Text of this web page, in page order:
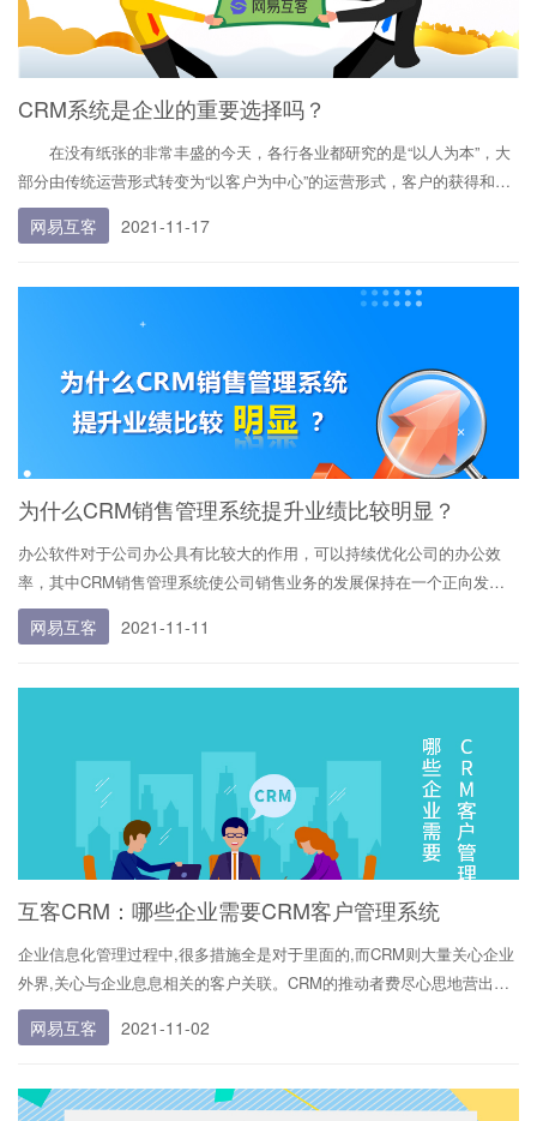
CRM系统是企业的重要选择吗？
在没有纸张的非常丰盛的今天，各行各业都研究的是“以人为本”，大
部分由传统运营形式转变为“以客户为中心”的运营形式，客户的获得和持
有成为企业的首要大事。下面来和网易互客小编一起看看吧！ CRM
系统也称为客户关系管理系统，是根据这些需求存在的。是以“客户关系
网易互客 2021-11-17
为什么CRM销售管理系统提升业绩比较明显？
办公软件对于公司办公具有比较大的作用，可以持续优化公司的办公效
率，其中CRM销售管理系统使公司销售业务的发展保持在一个正向发展
的轨道上，持续提升销售人员的办公效率。那么为什么CRM销售管理系
统提升业绩比较明显？今天小编从CRM销售管理系统采用的商业策略与
网易互客 2021-11-11
互客CRM：哪些企业需要CRM客户管理系统
企业信息化管理过程中,很多措施全是对于里面的,而CRM则大量关心企业
外界,关心与企业息息相关的客户关联。CRM的推动者费尽心思地营出一
个繁杂的管理体系,尝试在客户关联管理工作给予一揽子的解决方法。
（网易互客CRM能够给您给予系列产品解决方法） 可是要了解,CRM的合
网易互客 2021-11-02